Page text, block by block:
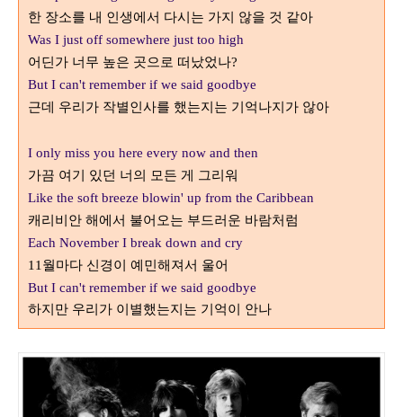
한 장소를 내 인생에서 다시는 가지 않을 것 같아
Was I just off somewhere just too high
어딘가 너무 높은 곳으로 떠났었나?
But I can't remember if we said goodbye
근데 우리가 작별인사를 했는지는 기억나지가 않아
I only miss you here every now and then
가끔 여기 있던 너의 모든 게 그리워
Like the soft breeze blowin' up from the Caribbean
캐리비안 해에서 불어오는 부드러운 바람처럼
Each November I break down and cry
11 월마다 신경이 예민해져서 울어
But I can't remember if we said goodbye
하지만 우리가 이별했는지는 기억이 안나